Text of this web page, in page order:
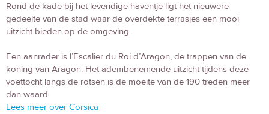
Rond de kade bij het levendige haventje ligt het nieuwere
gedeelte van de stad waar de overdekte terrasjes een mooi
uitzicht bieden op de omgeving.
Een aanrader is l’Escalier du Roi d’Aragon, de trappen van de
koning van Aragon. Het adembenemende uitzicht tijdens deze
voettocht langs de rotsen is de moeite van de 190 treden meer
dan waard.
Lees meer over Corsica